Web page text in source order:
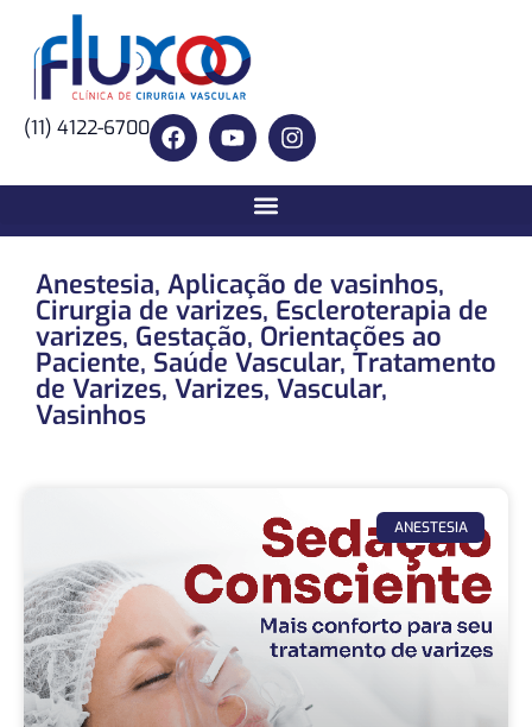
(11) 4122-6700
Anestesia, Aplicação de vasinhos,
Cirurgia de varizes, Escleroterapia de
varizes, Gestação, Orientações ao
Paciente, Saúde Vascular, Tratamento
de Varizes, Varizes, Vascular,
Vasinhos
ANESTESIA